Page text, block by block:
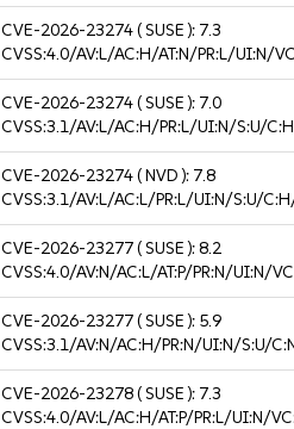
CVE-2026-23274( SUSE ): 7.3
CVSS:4.0/AV:L/AC:H/AT:N/PR:L/UI:N/
CVE-2026-23274( SUSE ): 7.0
CVSS:3.1/AV:L/AC:H/PR:L/UI:N/S:U/
CVE-2026-23274( NVD ): 7.8
CVSS:3.1/AV:L/AC:L/PR:L/UI:N/S:U/
CVE-2026-23277( SUSE ):8.2
CVSS:4.0/AV:N/AC:L/AT:P/PR:N/UI:N/
CVE-2026-23277( SUSE ): 5.9
CVSS:3.1/AV:N/AC:H/PR:N/UI:N/S:U/
CVE-2026-23278( SUSE ): 7.3
CVSS:4.0/AV:L/AC:H/AT:P/PR:L/UI:N/